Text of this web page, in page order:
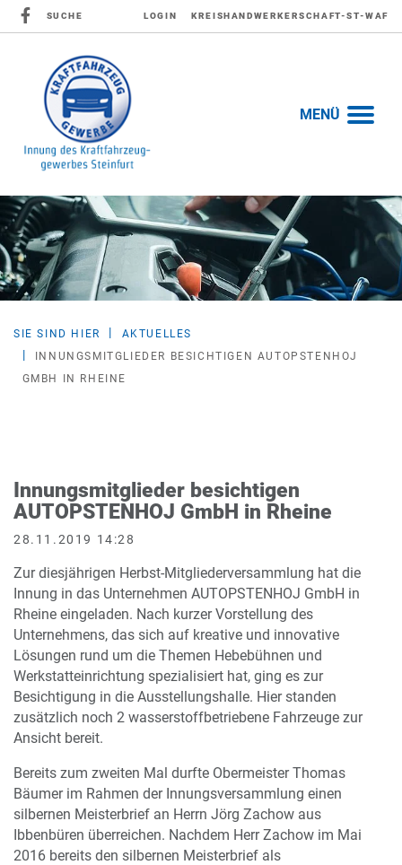
SUCHE LOGIN KREISHANDWERKERSCHAFT-ST-WAF
MENÜ
SIE SIND HIER
AKTUELLES
INNUNGSMITGLIEDER BESICHTIGEN AUTOPSTENHOJ
GMBH IN RHEINE
Innungsmitglieder besichtigen
AUTOPSTENHOJ GmbH in Rheine
28.11.2019 14:28
Zur diesjährigen Herbst-Mitgliederversammlung hat die
Innung in das Unternehmen AUTOPSTENHOJ GmbH in
Rheine eingeladen. Nach kurzer Vorstellung des
Unternehmens, das sich auf kreative und innovative
Lösungen rund um die Themen Hebebühnen und
Werkstatteinrichtung spezialisiert hat, ging es zur
Besichtigung in die Ausstellungshalle. Hier standen
zusätzlich noch 2 wasserstoffbetriebene Fahrzeuge zur
Ansicht bereit.
Bereits zum zweiten Mal durfte Obermeister Thomas
Bäumer im Rahmen der Innungsversammlung einen
silbernen Meisterbrief an Herrn Jörg Zachow aus
Ibbenbüren überreichen. Nachdem Herr Zachow im Mai
2016 bereits den silbernen Meisterbrief als